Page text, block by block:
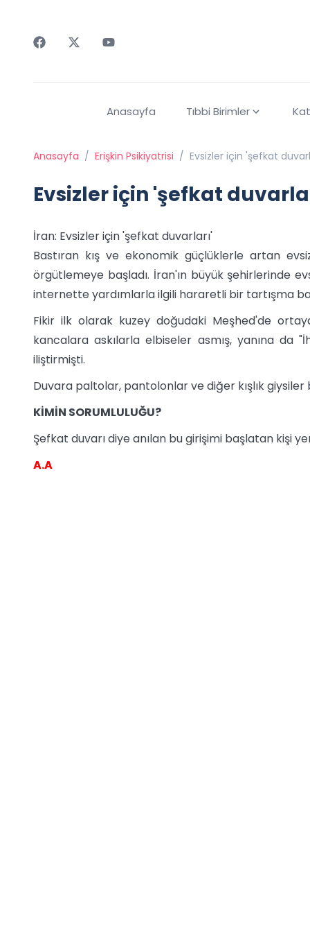
Anasayfa Tıbbi Birimler
Anasayfa / Erişkin Psikiyatrisi / Evsizler için 'şefkat
Evsizler için 'şefkat
İran: Evsizler için 'şefkat duvarları'
Bastıran kış ve ekonomik güçlüklerle artan
örgütlemeye başladı. İran'ın büyük şehirlerinde
internette yardımlarla ilgili hararetli bir tartışma
Fikir ilk olarak kuzey doğudaki Meşhed'de
kancalara askılarla elbiseler asmış, yanına da
iliştirmişti.
Duvara paltolar, pantolonlar ve diğer kışlık giysiler
KİMİN SORUMLULUĞU?
Şefkat duvarı diye anılan bu girişimi başlatan kişi
A.A